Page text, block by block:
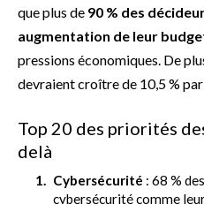
que plus de 90 % des
augmentation de leur
pressions économiques. De
devraient croître de 10,5 % par
Top 20 des priorités
delà
Cybersécurité : 68 %
cybersécurité comme